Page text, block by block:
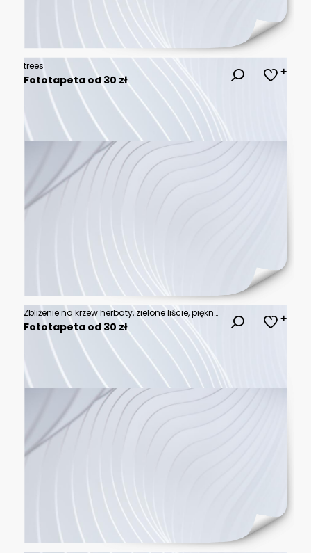
trees
Fototapeta od 30 zł
Zbliżenie na krzew herbaty, zielone liście, piękne tło.
Fototapeta od 30 zł